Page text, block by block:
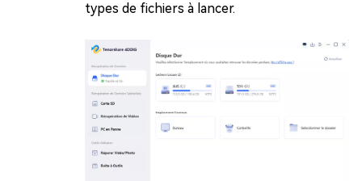
types de fichiers à lancer.